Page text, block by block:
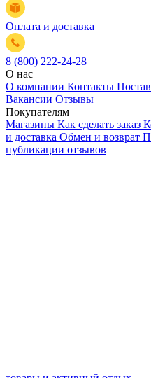
Оплата и доставка
8 (800) 222-24-28
О нас
О компании Контакты
Вакансии Отзывы
Покупателям
Магазины Как сделать заказ
и доставка Обмен и возврат
публикации отзывов